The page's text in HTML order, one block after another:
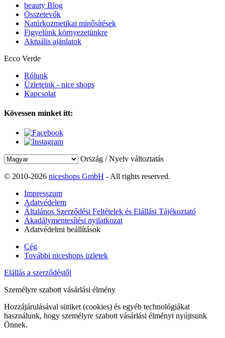
beauty Blog
Összetevők
Natúrkozmetikai minősítések
Figyelünk környezetünkre
Aktuális ajánlatok
Ecco Verde
Rólunk
Üzleteink - nice shops
Kapcsolat
Kövessen minket itt:
Ország / Nyelv változtatás
© 2010-2026 niceshops GmbH - All rights reserved.
Impresszum
Adatvédelem
Általános Szerződési Feltételek és Elállási Tájékoztató
Akadálymentesítési nyilatkozat
Adatvédelmi beállítások
Cég
További niceshops üzletek
Elállás a szerződéstől
Személyre szabott vásárlási élmény
Hozzájárulásával sütiket (cookies) és egyéb technológiákat
használunk, hogy személyre szabott vásárlási élményt nyújtsunk
Önnek.